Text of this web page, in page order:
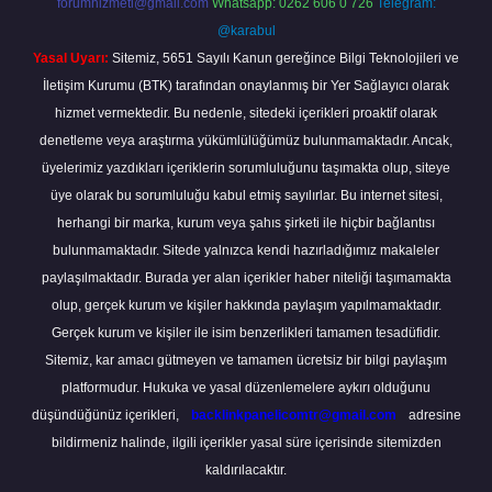
forumhizmeti@gmail.com Whatsapp: 0262 606 0 726 Telegram:
@karabul
Yasal Uyarı: Sitemiz, 5651 Sayılı Kanun gereğince Bilgi Teknolojileri ve
İletişim Kurumu (BTK) tarafından onaylanmış bir Yer Sağlayıcı olarak
hizmet vermektedir. Bu nedenle, sitedeki içerikleri proaktif olarak
denetleme veya araştırma yükümlülüğümüz bulunmamaktadır. Ancak,
üyelerimiz yazdıkları içeriklerin sorumluluğunu taşımakta olup, siteye
üye olarak bu sorumluluğu kabul etmiş sayılırlar. Bu internet sitesi,
herhangi bir marka, kurum veya şahıs şirketi ile hiçbir bağlantısı
bulunmamaktadır. Sitede yalnızca kendi hazırladığımız makaleler
paylaşılmaktadır. Burada yer alan içerikler haber niteliği taşımamakta
olup, gerçek kurum ve kişiler hakkında paylaşım yapılmamaktadır.
Gerçek kurum ve kişiler ile isim benzerlikleri tamamen tesadüfidir.
Sitemiz, kar amacı gütmeyen ve tamamen ücretsiz bir bilgi paylaşım
platformudur. Hukuka ve yasal düzenlemelere aykırı olduğunu
düşündüğünüz içerikleri,
backlinkpanelicomtr@gmail.com
adresine
bildirmeniz halinde, ilgili içerikler yasal süre içerisinde sitemizden
kaldırılacaktır.